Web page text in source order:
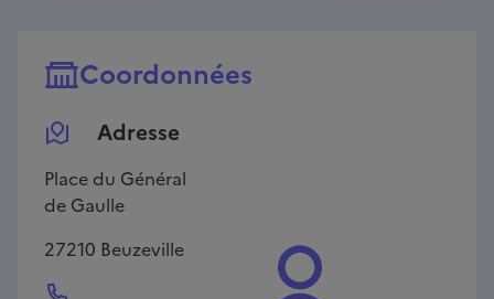
Coordonnées
Adresse
Place du Général
de Gaulle
27210 Beuzeville